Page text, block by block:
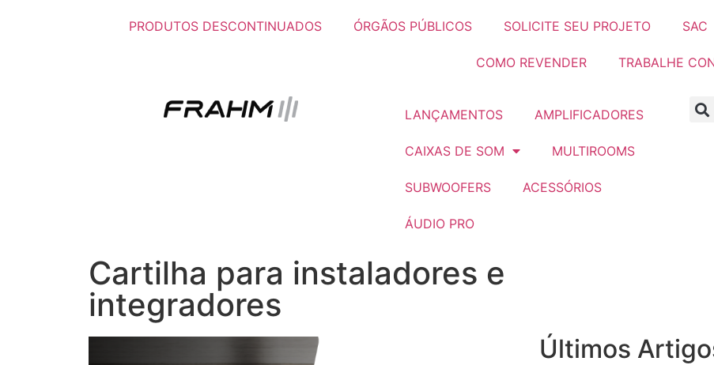
PRODUTOS DESCONTINUADOS ÓRGÃOS PÚBLICOS SOLICITE SEU PROJETO SAC
COMO REVENDER TRABALHE
LANÇAMENTOS AMPLIFICADORES
CAIXAS DE SOM MULTIROOMS
SUBWOOFERS ACESSÓRIOS
ÁUDIO PRO
Cartilha para instaladores e
integradores
Últimos